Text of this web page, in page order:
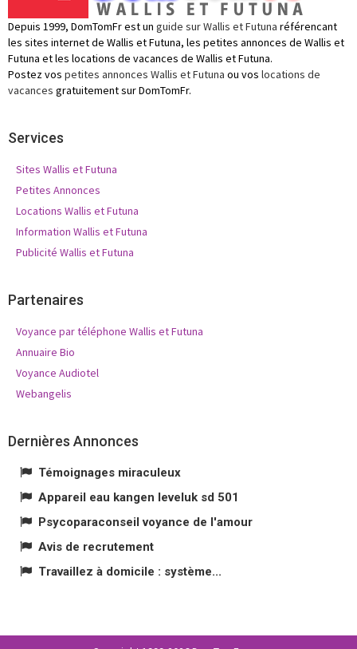
Depuis 1999, DomTomFr est un guide sur Wallis et Futuna référencant
les sites internet de Wallis et Futuna, les petites annonces de Wallis et
Futuna et les locations de vacances de Wallis et Futuna.
Postez vos petites annonces Wallis et Futuna ou vos locations de
vacances gratuitement sur DomTomFr.
Services
Sites Wallis et Futuna
Petites Annonces
Locations Wallis et Futuna
Information Wallis et Futuna
Publicité Wallis et Futuna
Partenaires
Voyance par téléphone Wallis et Futuna
Annuaire Bio
Voyance Audiotel
Webangelis
Dernières Annonces
Témoignages miraculeux
Appareil eau kangen leveluk sd 501
Psycoparaconseil voyance de l'amour
Avis de recrutement
Travaillez à domicile : système...